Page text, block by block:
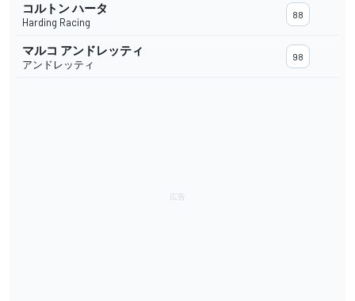
コルトン ハータ
Harding Racing
88
マルコ アンドレッティ
アンドレッティ
98